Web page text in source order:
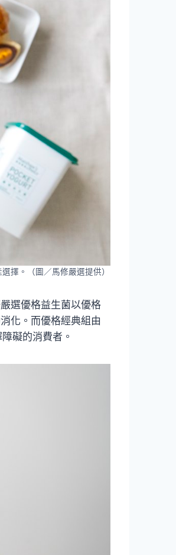
擇。（圖／馬修嚴選提供）
選優格益生菌以優格
化。而優格經典組由
礙的消費者。